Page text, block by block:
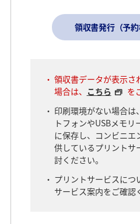
領収書発行（予約
領収書データが表示さ
場合は、 こちら
を
印刷環境がない場合は
トフォンやUSBメモ
に保存し、コンビニエ
供しているプリントサ
討ください。
プリントサービスにつ
サービス案内をご確認